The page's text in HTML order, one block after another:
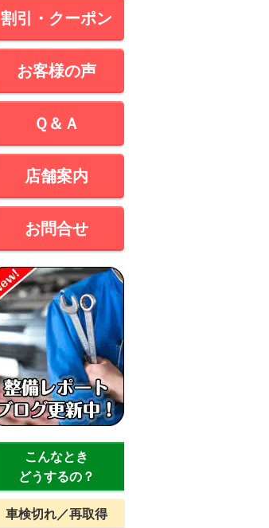
割引・クーポン
お客様の声
Ｑ＆Ａ
店舗案内
お問合せ
こんなとき
どうするの？
車検切れ／再取得